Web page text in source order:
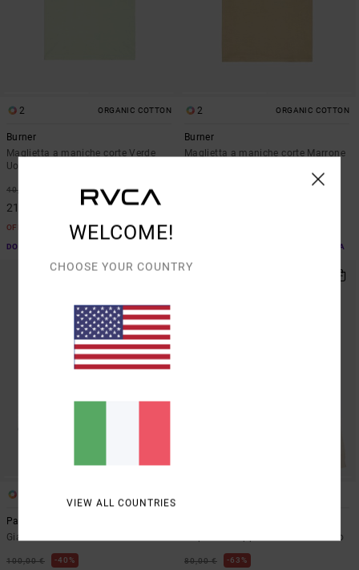
2 ORGANIC COTTON
Burner
Maglietta a maniche corte Verde
Uomo
40,00 €
21,00 €
OFFERTE
DOPPIA OFFERTA 25% DI SCONTO EXTRA
2 ORGANIC COTTON
Burner
Maglietta a maniche corte Marrone
DOPPIA OFFERTA 25% DI SCONTO EXTRA
Panther Team
Giacca in twill Blu Uomo
100,00 € 40%
Felpa con cappuccio Bianco Uomo
80,00 € 63%
WELCOME!
CHOOSE YOUR COUNTRY
VIEW ALL COUNTRIES